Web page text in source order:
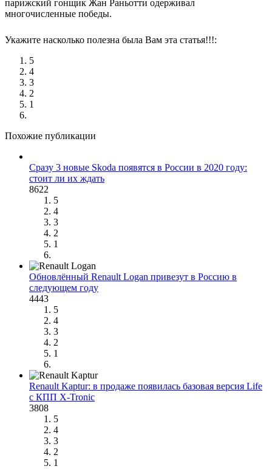
парижский гонщик Жан Раньотти одерживал
многочисленные победы.
Укажите насколько полезна была Вам эта статья!!!:
5
4
3
2
1
Похожие публикации
Сразу 3 новые Skoda появятся в России в 2020 году:
стоит ли их ждать
8622
5
4
3
2
1
Обновлённый Renault Logan привезут в Россию в
следующем году
4443
5
4
3
2
1
Renault Kaptur: в продаже появилась базовая версия Life
с КПП X-Tronic
3808
5
4
3
2
1